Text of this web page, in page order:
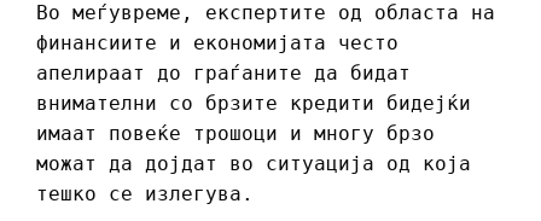
Во меѓувреме, експертите од областа на
финансиите и економијата често
апелираат до граѓаните да бидат
внимателни со брзите кредити бидејќи
имаат повеќе трошоци и многу брзо
можат да дојдат во ситуација од која
тешко се излегува.